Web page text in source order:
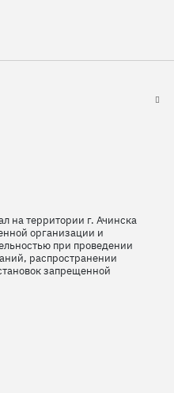
на территории г. Ачинска
организации и
при проведении
распространении
запрещенной